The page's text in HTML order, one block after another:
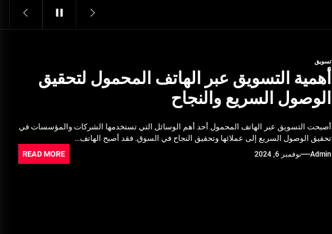
نوفمبر 22, 2025
Pre-shipment Inspection
تسويق
أهمية التسويق عبر الهاتف المحمول لتحقيق
الوصول السريع والنجاح
أصبحت التسويق عبر الهاتف المحمول أحد أهم الوسائل التي تستخدمها الشركات والمؤسسات في
تحقيق الوصول السريع إلى عملائها وتحقيق النجاح في السوق. فقد أصبح الهاتف…
Admin نوفمبر 6, 2024 READ MORE